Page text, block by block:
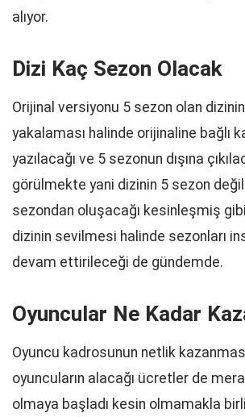
alıyor.
Dizi Kaç Sezon Olacak
Orijinal versiyonu 5 sezon olan
yakalaması halinde orijinaline bağlı
yazılacağı ve 5 sezonun dışına
görülmekte yani dizinin 5 sezon
sezondan oluşacağı kesinleşmiş
dizinin sevilmesi halinde sezonları
devam ettirileceği de gündemde.
Oyuncular Ne Kadar
Oyuncu kadrosunun netlik
oyuncuların alacağı ücretler de
olmaya başladı kesin olmamakla